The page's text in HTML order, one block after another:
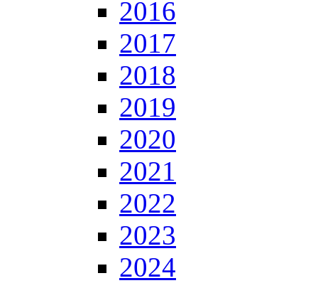
2016
2017
2018
2019
2020
2021
2022
2023
2024